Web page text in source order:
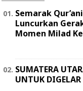
Semarak
Luncurkan
Momen Milad
SUMATERA
UNTUK DIGELAR